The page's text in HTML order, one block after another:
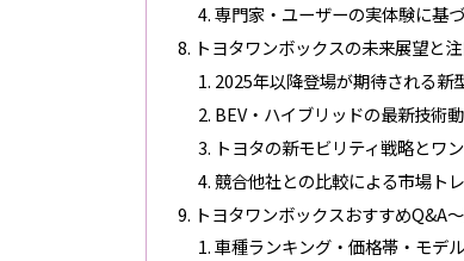
専門家・ユーザーの実体験に基
トヨタワンボックスの未来展望と
2025年以降登場が期待される新
BEV・ハイブリッドの最新技術
トヨタの新モビリティ戦略とワ
競合他社との比較による市場ト
トヨタワンボックスおすすめQ&A
車種ランキング・価格帯・モデ